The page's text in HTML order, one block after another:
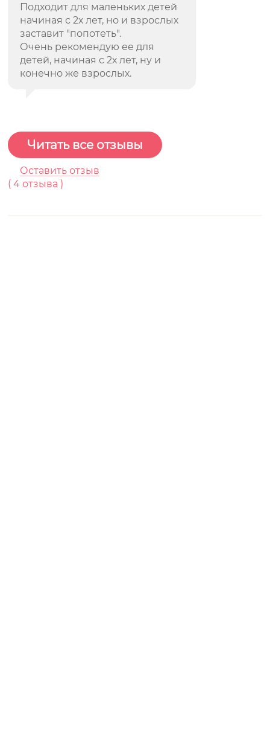
Подходит для маленьких детей
начиная с 2х лет, но и взрослых
заставит "попотеть".
Очень рекомендую ее для
детей, начиная с 2х лет, ну и
конечно же взрослых.
Читать все отзывы
Оставить отзыв
(4 отзывa )